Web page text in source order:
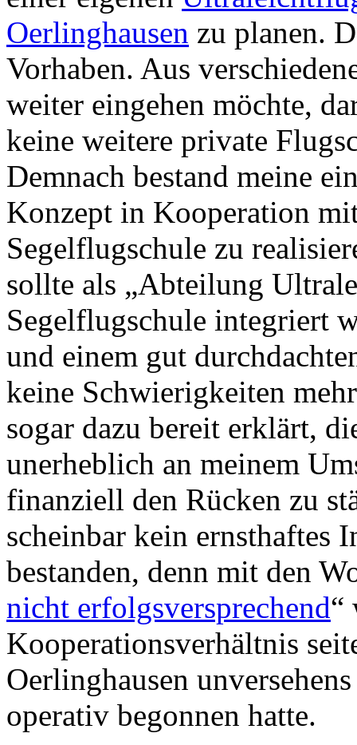
Oerlinghausen zu planen.
Vorhaben. Aus
weiter eingehen möchte,
keine weitere private
Demnach bestand meine
Konzept in Kooperation
Segelflugschule zu
sollte als „Abteilung
Segelflugschule integriert
und einem gut
keine Schwierigkeiten
sogar dazu bereit erklärt,
unerheblich an meinem
finanziell den Rücken zu
scheinbar kein ernsthaftes
bestanden, denn mit den
nicht erfolgsversprechend“
Kooperationsverhältnis
Oerlinghausen
operativ begonnen hatte.